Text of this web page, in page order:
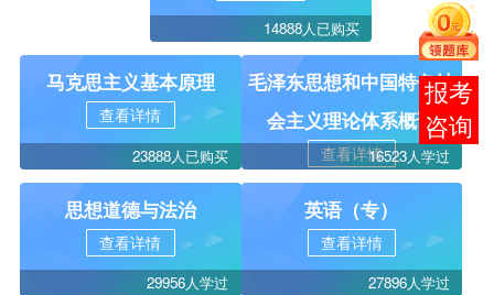
14888人已购买
马克思主义基本原理
查看详情
23888人已购买
毛泽东思想和中国特色社
会主义理论体系概论
查看详情16523人学过
思想道德与法治
查看详情
29956人学过
英语（专）
查看详情
27896人学过
报考
咨询